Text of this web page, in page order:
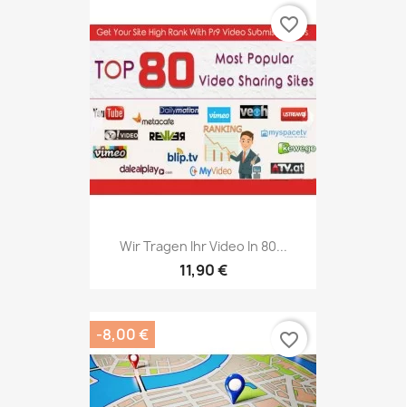
Wir Tragen Ihr Video In 80...
11,90 €
favorite_border
-8,00 € favorite_border